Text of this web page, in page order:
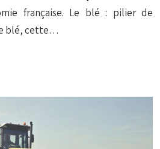
française. Le blé : pilier de
blé, cette…